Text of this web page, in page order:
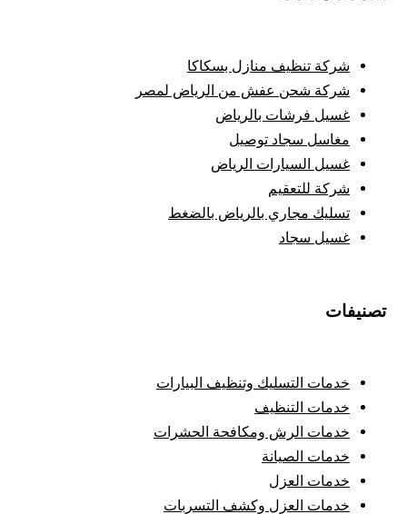
شركة تنظيف منازل بسكاكا
شركة شحن عفش من الرياض لمصر
غسيل فرشات بالرياض
مغاسل سجاد توصيل
غسيل السيارات الرياض
شركة للتعقيم
تسليك مجاري بالرياض بالضغط
غسيل سجاد
تصنيفات
خدمات التسليك وتنظيف البيارات
خدمات التنظيف
خدمات الرش ومكافحة الحشرات
خدمات الصيانة
خدمات العزل
خدمات العزل وكشف التسربات